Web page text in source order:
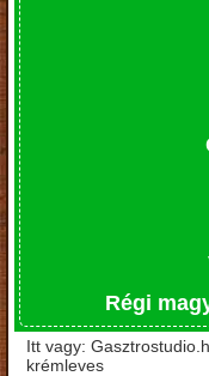
Régi
Itt vagy:
krémleves